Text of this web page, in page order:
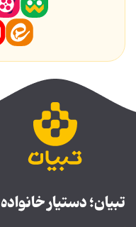
تبیان؛ دستیار خانواده